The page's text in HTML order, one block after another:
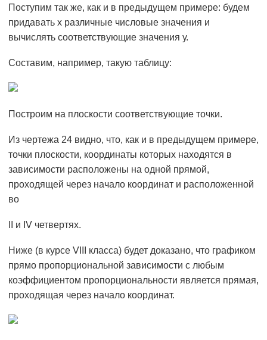
Поступим так же, как и в предыдущем примере: будем
придавать х различные числовые значения и
вычислять соответствующие значения у.
Составим, например, такую таблицу:
Построим на плоскости соответствующие точки.
Из чертежа 24 видно, что, как и в предыдущем примере,
точки плоскости, координаты которых находятся в
зависимости расположены на одной прямой,
проходящей через начало координат и расположенной
во
II и IV четвертях.
Ниже (в курсе VIII класса) будет доказано, что графиком
прямо пропорциональной зависимости с любым
коэффициентом пропорциональности является прямая,
проходящая через начало координат.